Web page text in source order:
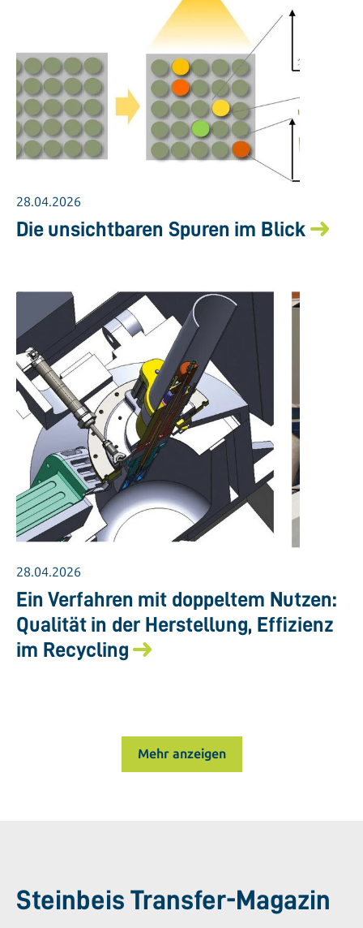
28.04.2026
Die unsichtbaren Spuren im Blick
28.04.2026
Ein Verfahren mit doppeltem Nutzen:
Qualität in der Herstellung, Effizienz
im Recycling
Mehr anzeigen
Steinbeis Transfer-Magazin